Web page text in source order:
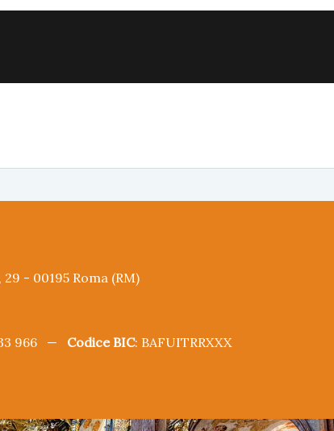
- 00195 Roma (RM)
966 — Codice BIC: BAFUITRRXXX